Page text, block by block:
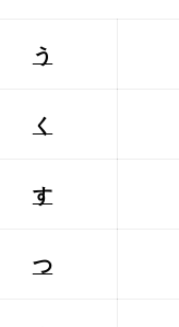
う
く
す
つ